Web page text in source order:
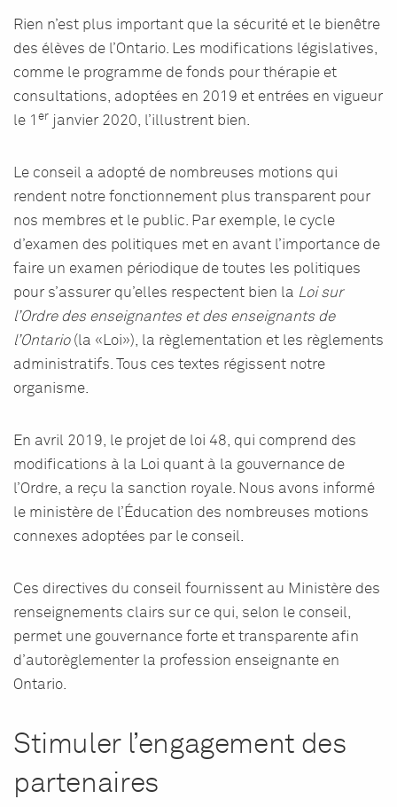
Rien n’est plus important que la sécurité et le bienêtre
des élèves de l’Ontario. Les modifications législatives,
comme le programme de fonds pour thérapie et
consultations, adoptées en 2019 et entrées en vigueur
le 1 er janvier 2020, l’illustrent bien.
Le conseil a adopté de nombreuses motions qui
rendent notre fonctionnement plus transparent pour
nos membres et le public. Par exemple, le cycle
d’examen des politiques met en avant l’importance de
faire un examen périodique de toutes les politiques
pour s’assurer qu’elles respectent bien la Loi sur
l’Ordre des enseignantes et des enseignants de
l’Ontario(la «Loi»), la règlementation et les règlements
administratifs. Tous ces textes régissent notre
organisme.
En avril 2019, le projet de loi 48, qui comprend des
modifications à la Loi quant à la gouvernance de
l’Ordre, a reçu la sanction royale. Nous avons informé
le ministère de l’Éducation des nombreuses motions
connexes adoptées par le conseil.
Ces directives du conseil fournissent au Ministère des
renseignements clairs sur ce qui, selon le conseil,
permet une gouvernance forte et transparente afin
d’autorèglementer la profession enseignante en
Ontario.
Stimuler l’engagement des
partenaires